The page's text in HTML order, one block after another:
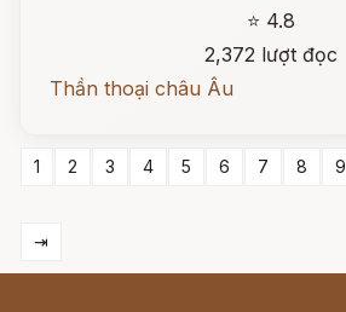
⭐ 4.8
2,372 lượt đọc
Thần thoại châu Âu
1 2 3 4 5 6 7 8 9
⇥